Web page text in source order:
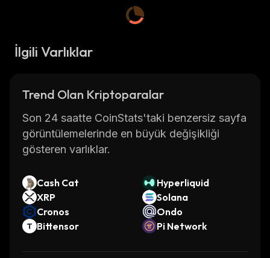
İlgili Varlıklar
Trend Olan Kriptoparalar
Son 24 saatte CoinStats'taki benzersiz sayfa
görüntülemelerinde en büyük değişikliği
gösteren varlıklar.
Cash Cat
Hyperliquid
XRP
Solana
Cronos
Ondo
Bittensor
Pi Network